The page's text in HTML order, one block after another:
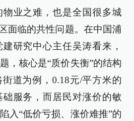
业之难，也是全国很多城
面临的共性问题。在中国浦
研究中心主任吴涛看来，
，核心是“质价失衡”的结构
道为例，0.18元/平方米的
础服务，而居民对涨价的敏
入“低价亏损、涨价难推”的